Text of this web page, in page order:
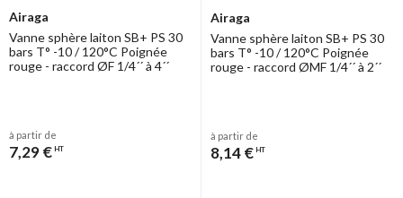
Airaga
Vanne sphère laiton SB+ PS 30
bars T° -10 / 120°C Poignée
rouge - raccord ØF 1/4´´ à 4´´
à partir de
7,29 € HT
Airaga
Vanne sphère laiton SB+ PS 30
bars T° -10 / 120°C Poignée
rouge - raccord ØMF 1/4´´ à 2´´
à partir de
8,14 € HT